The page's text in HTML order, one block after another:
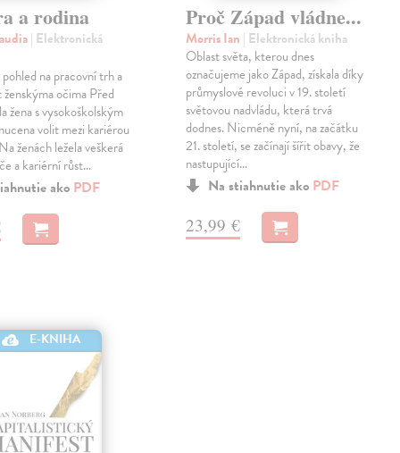
a rodina
| Elektronická
na pracovní trh a
očima Před
žena s vysokoškolským
volit mezi kariérou
ženách ležela veškerá
a kariérní růst…
ako PDF
Proč Západ vládne...
Morris Ian | Elektronická kniha
Oblast světa, kterou dnes
označujeme jako Západ, získala díky
průmyslové revoluci v 19. století
světovou nadvládu, která trvá
dodnes. Nicméně nyní, na začátku
21. století, se začínají šířit obavy, že
nastupující…
Na stiahnutie ako PDF
23,99 €
E-KNIHA